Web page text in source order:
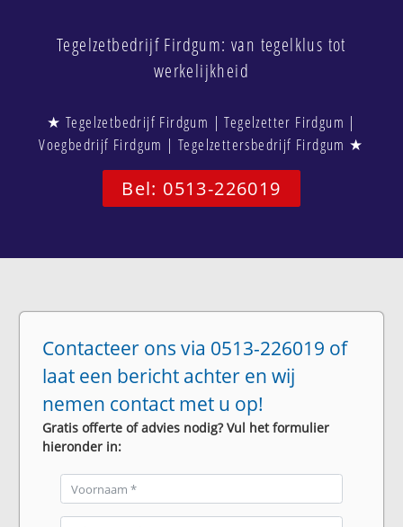
Tegelzetbedrijf Firdgum: van tegelklus tot
werkelijkheid
★ Tegelzetbedrijf Firdgum | Tegelzetter Firdgum |
Voegbedrijf Firdgum | Tegelzettersbedrijf Firdgum ★
Bel: 0513-226019
Contacteer ons via 0513-226019 of
laat een bericht achter en wij
nemen contact met u op!
Gratis offerte of advies nodig? Vul het formulier
hieronder in: